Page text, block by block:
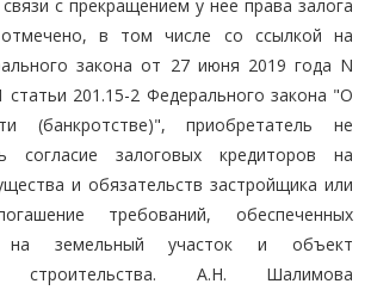
с прекращением у нее права залога
в том числе со ссылкой на
закона от 27 июня 2019 года N
статьи 201.15-2 Федерального закона "О
(банкротстве)", приобретатель не
согласие залоговых кредиторов на
и обязательств застройщика или
требований, обеспеченных
на земельный участок и объект
строительства. А.Н. Шалимова